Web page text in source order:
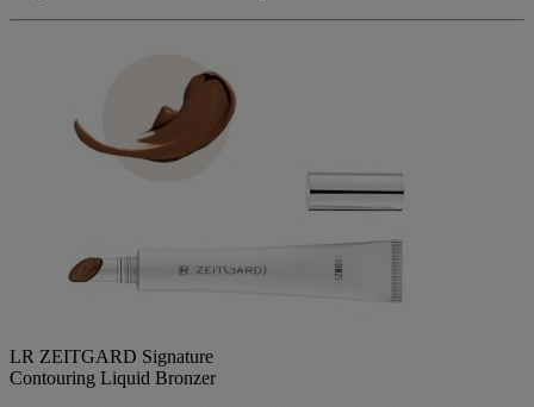
LR ZEITGARD Signature
Contouring Liquid​ Bronzer